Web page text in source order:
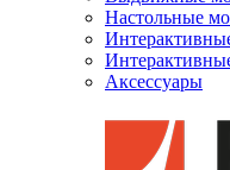
Настольные
Аксессуары